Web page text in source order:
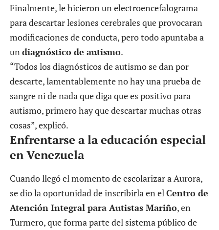
Finalmente, le hicieron un electroencefalograma
para descartar lesiones cerebrales que provocaran
modificaciones de conducta, pero todo apuntaba a
undiagnóstico de autismo.
“Todos los diagnósticos de autismo se dan por
descarte, lamentablemente no hay una prueba de
sangre ni de nada que diga que es positivo para
autismo, primero hay que descartar muchas otras
cosas”, explicó.
Enfrentarse a la educación especial
en Venezuela
Cuando llegó el momento de escolarizar a Aurora,
se dio la oportunidad de inscribirla en el Centro de
Atención Integral para Autistas Mariño, en
Turmero, que forma parte del sistema público de